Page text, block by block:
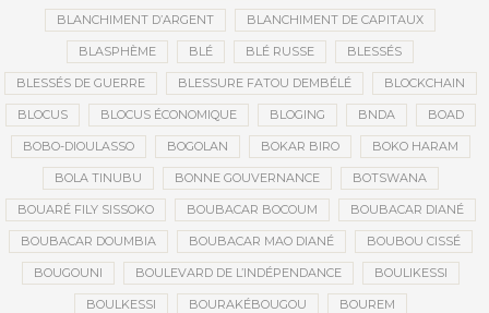
BLANCHIMENT D’ARGENT BLANCHIMENT DE CAPITAUX
BLASPHÈME BLÉ BLÉ RUSSE BLESSÉS
BLESSÉS DE GUERRE BLESSURE FATOU DEMBÉLÉ BLOCKCHAIN
BLOCUS BLOCUS ÉCONOMIQUE BLOGING BNDA BOAD
BOBO-DIOULASSO BOGOLAN BOKAR BIRO BOKO HARAM
BOLA TINUBU BONNE GOUVERNANCE BOTSWANA
BOUARÉ FILY SISSOKO BOUBACAR BOCOUM BOUBACAR DIANÉ
BOUBACAR DOUMBIA BOUBACAR MAO DIANÉ BOUBOU CISSÉ
BOUGOUNI BOULEVARD DE L’INDÉPENDANCE BOULIKESSI
BOULKESSI BOURAKÉBOUGOU BOUREM